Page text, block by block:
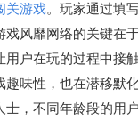
关游戏。玩家通过填
戏风靡网络的关键在
户在玩的过程中接
味性，也在潜移默
士，不同年龄段的用